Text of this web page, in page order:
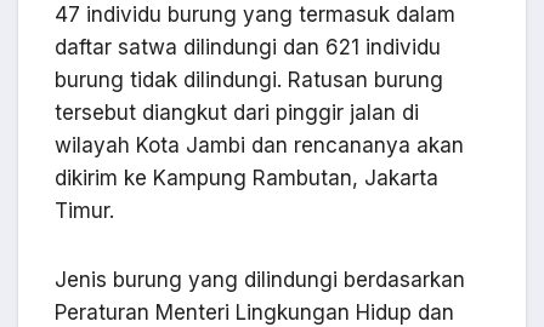
47 individu burung yang termasuk dalam
daftar satwa dilindungi dan 621 individu
burung tidak dilindungi. Ratusan burung
tersebut diangkut dari pinggir jalan di
wilayah Kota Jambi dan rencananya akan
dikirim ke Kampung Rambutan, Jakarta
Timur.
Jenis burung yang dilindungi berdasarkan
Peraturan Menteri Lingkungan Hidup dan